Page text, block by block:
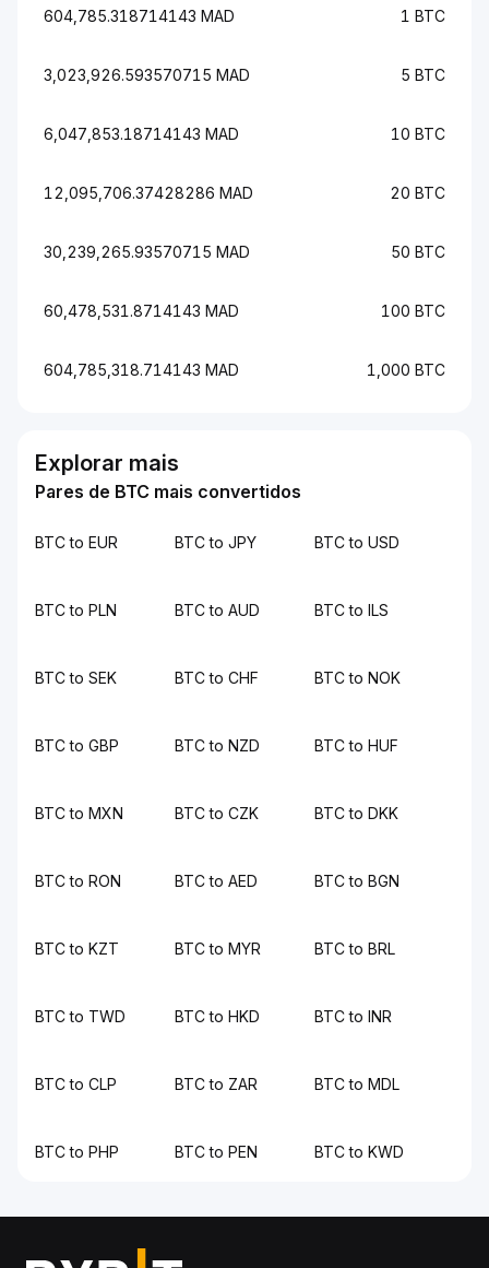
604,785.318714143 MAD 1 BTC
3,023,926.593570715 MAD 5 BTC
6,047,853.18714143 MAD 10 BTC
12,095,706.37428286 MAD 20 BTC
30,239,265.93570715 MAD 50 BTC
60,478,531.8714143 MAD 100 BTC
604,785,318.714143 MAD 1,000 BTC
Explorar mais
Pares de BTC mais convertidos
BTC to EUR BTC to JPY BTC to USD
BTC to PLN BTC to AUD BTC to ILS
BTC to SEK BTC to CHF BTC to NOK
BTC to GBP BTC to NZD BTC to HUF
BTC to MXN BTC to CZK BTC to DKK
BTC to RON BTC to AED BTC to BGN
BTC to KZT BTC to MYR BTC to BRL
BTC to TWD BTC to HKD BTC to INR
BTC to CLP BTC to ZAR BTC to MDL
BTC to PHP BTC to PEN BTC to KWD